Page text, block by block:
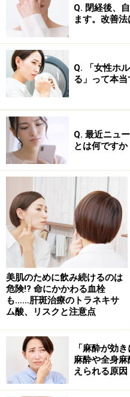
■成人女性(18歳以上)1回1
頓服ではほとんど効果が
す。1ヶ月程度継続服用
じられるようです。
「プレフェミン」
などの皮膚症状が出るこ
異変を感じることがあれ
を受診してください。
Q. 閉経後、
ます。改善
Q. 「女性ホ
る」って本当
Q. 最近ニュ
とは何です
美肌のために飲み続けるのは
危険!? 命にかかわる血栓
も……肝斑治療のトラネキサ
ム酸、リスクと注意点
「麻酔が効
麻酔や全身
えられる原因